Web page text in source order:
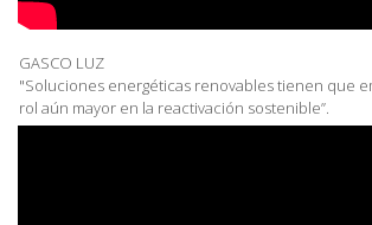
GASCO LUZ
"Soluciones energéticas renovables tienen que
rol aún mayor en la reactivación sostenible”.